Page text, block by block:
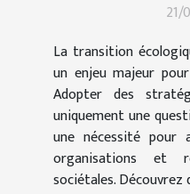
21/
La transition
un enjeu majeur
Adopter des
uniquement une
une nécessité pour
organisations et
sociétales. Découvrez